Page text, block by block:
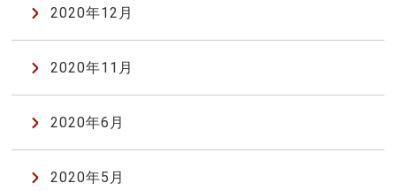
2020年12月
2020年11月
2020年6月
2020年5月